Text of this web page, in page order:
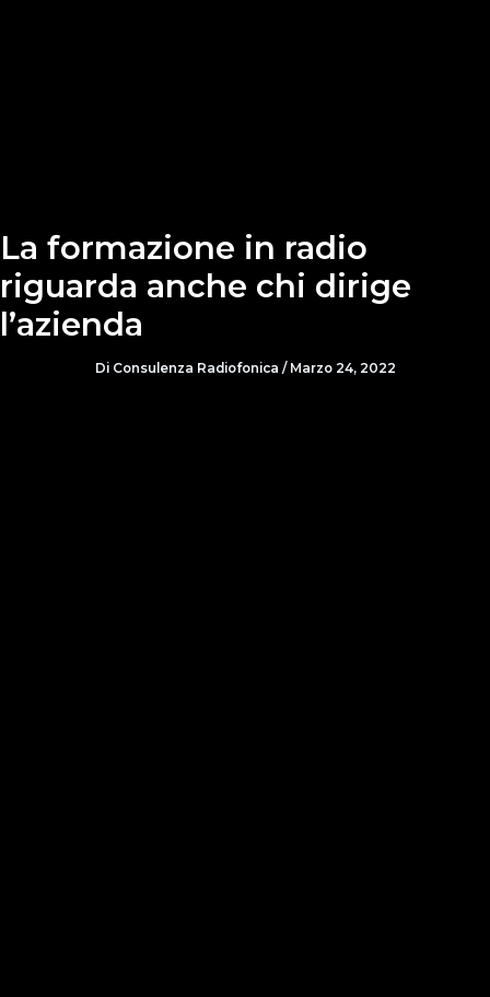
La formazione in radio
riguarda anche chi dirige
l’azienda
Di Consulenza Radiofonica / Marzo 24, 2022